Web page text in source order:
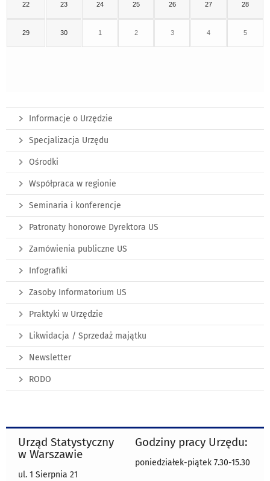
22 23 24 25 26 27 28
29 30 1 2 3 4 5
Informacje o Urzędzie
Specjalizacja Urzędu
Ośrodki
Współpraca w regionie
Seminaria i konferencje
Patronaty honorowe Dyrektora US
Zamówienia publiczne US
Infografiki
Zasoby Informatorium US
Praktyki w Urzędzie
Likwidacja / Sprzedaż majątku
Newsletter
RODO
Urząd Statystyczny
w Warszawie
ul. 1 Sierpnia 21
Godziny pracy Urzędu:
poniedziałek-piątek 7.30-15.30